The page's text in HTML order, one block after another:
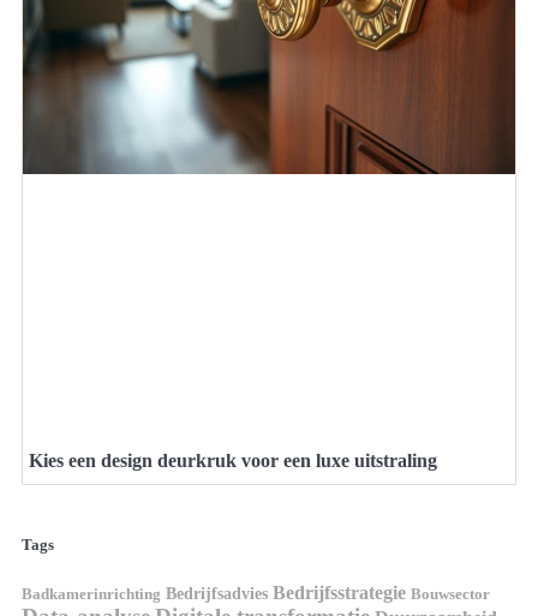
Kies een design deurkruk voor een luxe uitstraling
Tags
Badkamerinrichting Bedrijfsadvies Bedrijfsstrategie Bouwsector